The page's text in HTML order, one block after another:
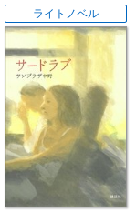
ライトノベル